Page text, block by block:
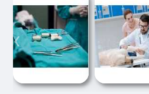
‹